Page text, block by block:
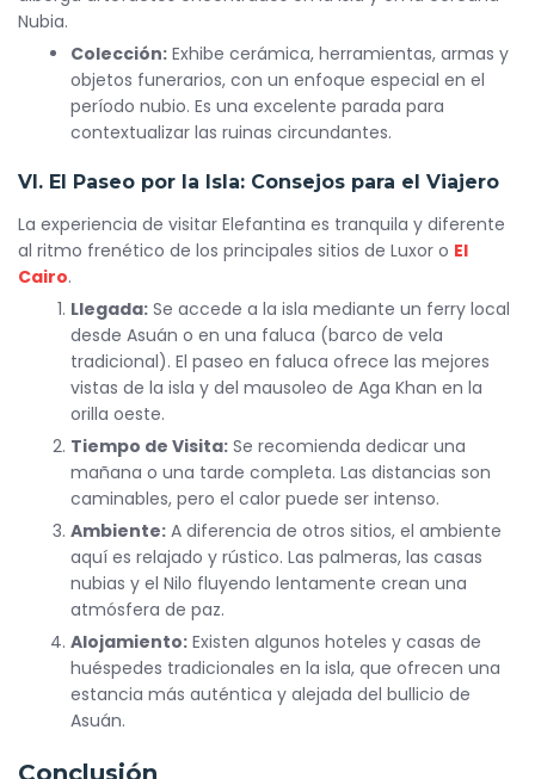
Nubia.
Colección: Exhibe cerámica, herramientas, armas y
objetos funerarios, con un enfoque especial en el
período nubio. Es una excelente parada para
contextualizar las ruinas circundantes.
VI. El Paseo por la Isla: Consejos para el Viajero
La experiencia de visitar Elefantina es tranquila y diferente
al ritmo frenético de los principales sitios de Luxor o El
Cairo.
Llegada: Se accede a la isla mediante un ferry local
desde Asuán o en una faluca (barco de vela
tradicional). El paseo en faluca ofrece las mejores
vistas de la isla y del mausoleo de Aga Khan en la
orilla oeste.
Tiempo de Visita: Se recomienda dedicar una
mañana o una tarde completa. Las distancias son
caminables, pero el calor puede ser intenso.
Ambiente: A diferencia de otros sitios, el ambiente
aquí es relajado y rústico. Las palmeras, las casas
nubias y el Nilo fluyendo lentamente crean una
atmósfera de paz.
Alojamiento: Existen algunos hoteles y casas de
huéspedes tradicionales en la isla, que ofrecen una
estancia más auténtica y alejada del bullicio de
Asuán.
Conclusión